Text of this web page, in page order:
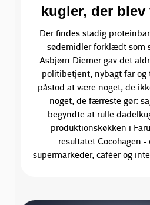
kugler, der
Der findes stadig
sødemidler forklædt som
Asbjørn Diemer gav det
politibetjent, nybagt far
påstod at være noget, de
noget, de færreste gør:
begyndte at rulle
produktionskøkken i
resultatet Cocohagen
supermarkeder, caféer og